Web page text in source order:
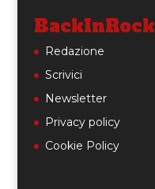
BackInRock
Redazione
Scrivici
Newsletter
Privacy policy
Cookie Policy